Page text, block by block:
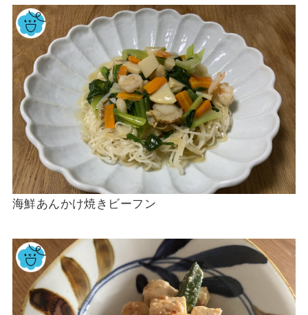
海鮮あんかけ焼きビーフン